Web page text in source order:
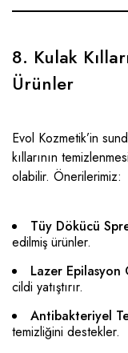
8. Kulak
Ürünler
Evol Kozmetik’in
kıllarının
olabilir. Önerilerimiz:
Tüy Dökücü
edilmiş ürünler.
Lazer Epilasyon
cildi yatıştırır.
Antibakteriyel
temizliğini destekler.